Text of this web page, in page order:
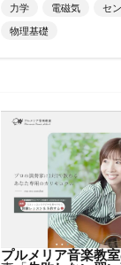
力学 電磁気 セ
物理基礎
プルメリア音楽教室